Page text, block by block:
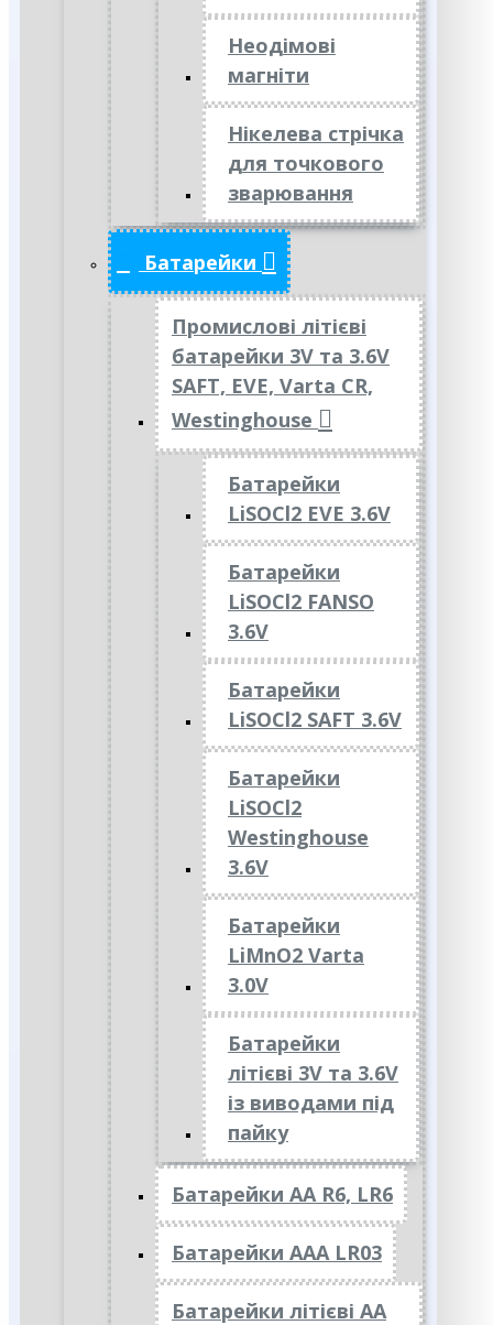
Неодімові
магніти
Нікелева стрічка
для точкового
зварювання
Батарейки
Промислові літієві
батарейки 3V та 3.6V
SAFT, EVE, Varta CR,
Westinghouse
Батарейки
LiSOCl2 EVE 3.6V
Батарейки
LiSOCl2 FANSO
3.6V
Батарейки
LiSOCl2 SAFT 3.6V
Батарейки
LiSOCl2
Westinghouse
3.6V
Батарейки
LiMnO2 Varta
3.0V
Батарейки
літієві 3V та 3.6V
із виводами під
пайку
Батарейки АА R6, LR6
Батарейки АAА LR03
Батарейки літієві АА